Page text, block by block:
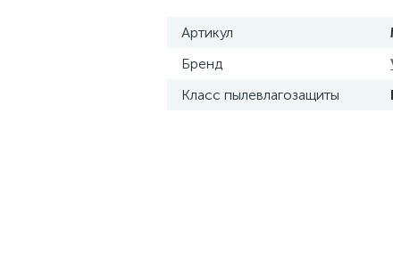
Артикул
Бренд
Класс пылевлагозащиты